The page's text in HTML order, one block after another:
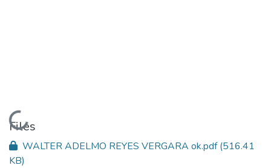
Loading...
Files
WALTER ADELMO REYES VERGARA ok.pdf(516.41
KB)